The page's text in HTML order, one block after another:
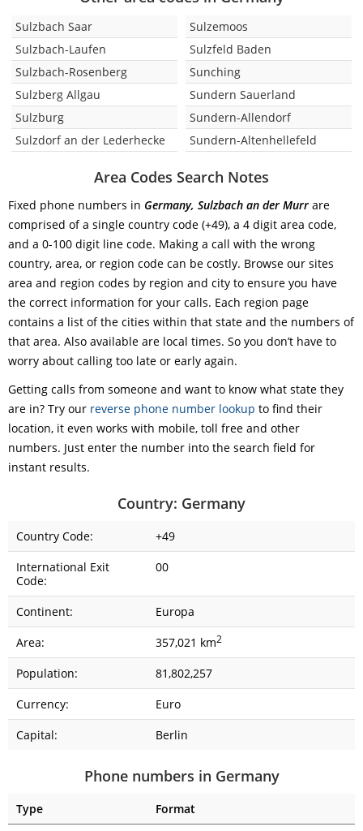
Sulzbach Saar
Sulzbach-Laufen
Sulzbach-Rosenberg
Sulzberg Allgau
Sulzburg
Sulzdorf an der Lederhecke
Sulzemoos
Sulzfeld Baden
Sunching
Sundern Sauerland
Sundern-Allendorf
Sundern-Altenhellefeld
Area Codes Search Notes
Fixed phone numbers in Germany, Sulzbach an der Murr are
comprised of a single country code (+49), a 4 digit area code,
and a 0-100 digit line code. Making a call with the wrong
country, area, or region code can be costly. Browse our sites
area and region codes by region and city to ensure you have
the correct information for your calls. Each region page
contains a list of the cities within that state and the numbers of
that area. Also available are local times. So you don’t have to
worry about calling too late or early again.
Getting calls from someone and want to know what state they
are in? Try our reverse phone number lookup to find their
location, it even works with mobile, toll free and other
numbers. Just enter the number into the search field for
instant results.
Country: Germany
Country Code:
+49
International Exit
Code:
00
Continent:
Europa
Area:
357,021 km2
Population:
81,802,257
Currency:
Euro
Capital:
Berlin
Phone numbers in Germany
Type
Format